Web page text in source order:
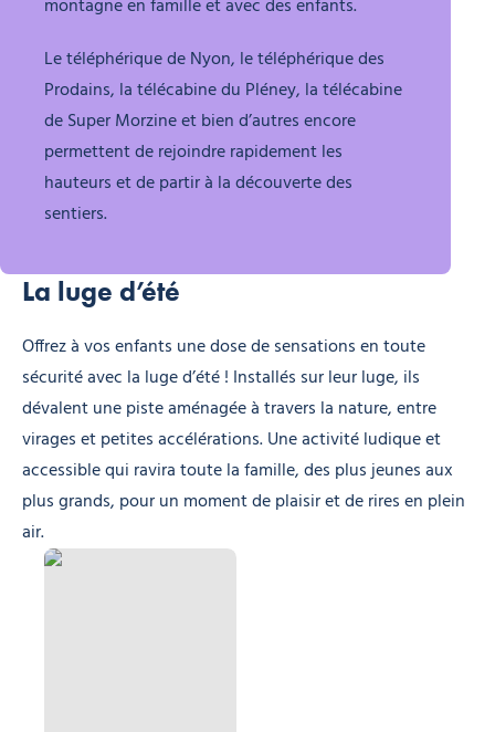
montagne en famille et avec des enfants.
Le téléphérique de Nyon, le téléphérique des
Prodains, la télécabine du Pléney, la télécabine
de Super Morzine et bien d’autres encore
permettent de rejoindre rapidement les
hauteurs et de partir à la découverte des
sentiers.
La luge d’été
Offrez à vos enfants une dose de sensations en toute
sécurité avec la luge d’été ! Installés sur leur luge, ils
dévalent une piste aménagée à travers la nature, entre
virages et petites accélérations. Une activité ludique et
accessible qui ravira toute la famille, des plus jeunes aux
plus grands, pour un moment de plaisir et de rires en plein
air.
Luge d’été, © Ollie Godbold